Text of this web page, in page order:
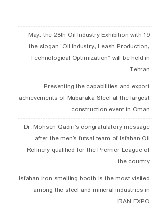
19 May, the 28th Oil Industry Exhibition with
the slogan “Oil Industry, Leash Production,
Technological Optimization” will be held in
Tehran
Presenting the capabilities and export
achievements of Mubaraka Steel at the largest
construction event in Oman
Dr. Mohsen Qadiri’s congratulatory message
after the men’s futsal team of Isfahan Oil
Refinery qualified for the Premier League of
the country
Isfahan iron smelting booth is the most visited
among the steel and mineral industries in
IRAN EXPO